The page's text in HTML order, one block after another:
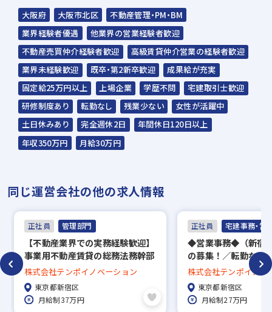
◇説明選考会は代行業者であるスラッシュ株
式会社が行います◇
スラッシュ株式会社からのご連絡をお待ち
ください。
ご連絡までに7日程度いただく場合があり
ます。予めご了承ください。
担当：スラッシュ株式会社
▼
面接（2回）
▼
内定
※入社時期は相談に応じます。
※現在、在職中の方も積極的にご応募くださ
大阪府 大阪市北区
不動産管理・PM・BM
業界経験者優遇
他業界の営業経験者歓迎
不動産売買仲介経験者歓迎
高級賃貸仲介営業の経験者歓迎
業界未経験歓迎
既卒・第2新卒歓迎
成果給が充実
固定給25万円以上
上場企業 学歴不問
宅建取引士歓迎
研修制度あり
転勤なし 残業少ない
女性が活躍中
土日休みあり
完全週休2日
年間休日120日以上
年収350万円
月給30万円
同じ運営会社の他の求人情報
正社員 管理部門
【不動産業界での実務経験歓迎】
事業用不動産賃貸の総務法務幹部
候補（契約審査・作成・文書管
理）／年間休日130日◎
株式会社テンポイノベーション
東京都新宿区
月給制37万円
正社員 宅建事務・営
◆営業事務◆（新宿
の募集！／転勤なし
130日！／働きやす
定着率◎
株式会社テンポイノベ
東京都新宿区
月給制27万円